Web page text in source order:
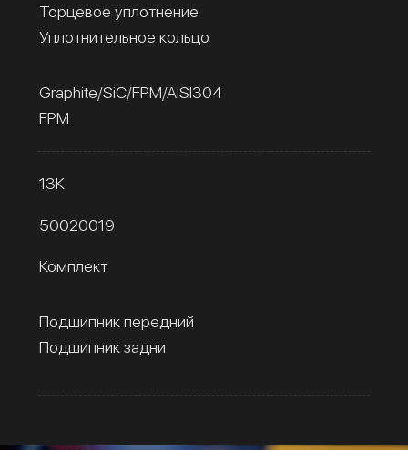
Торцевое уплотнение
Уплотнительное кольцо
Graphite/SiC/FPM/AISI304
FPM
13К
50020019
Комплект
Подшипник передний
Подшипник задни